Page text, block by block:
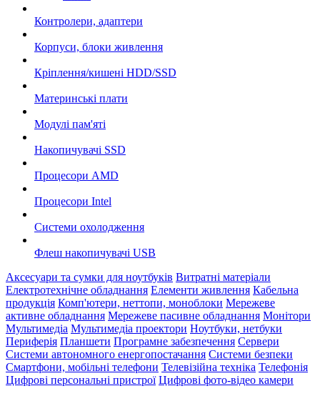
Контролери, адаптери
Корпуси, блоки живлення
Кріплення/кишені HDD/SSD
Материнські плати
Модулі пам'яті
Накопичувачі SSD
Процесори AMD
Процесори Intel
Системи охолодження
Флеш накопичувачі USB
Аксесуари та сумки для ноутбуків Витратні матеріали
Електротехнічне обладнання Елементи живлення Кабельна
продукція Комп'ютери, неттопи, моноблоки Мережеве
активне обладнання Мережеве пасивне обладнання Монітори
Мультимедіа Мультимедіа проектори Ноутбуки, нетбуки
Периферія Планшети Програмне забезпечення Сервери
Системи автономного енергопостачання Системи безпеки
Смартфони, мобільні телефони Телевізійна техніка Телефонія
Цифрові персональні пристрої Цифрові фото-відео камери